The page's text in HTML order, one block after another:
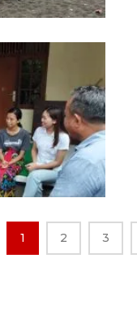
1 2 3